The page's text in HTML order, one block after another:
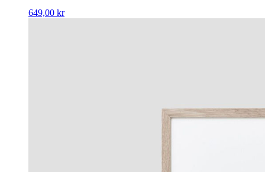
649,00 kr